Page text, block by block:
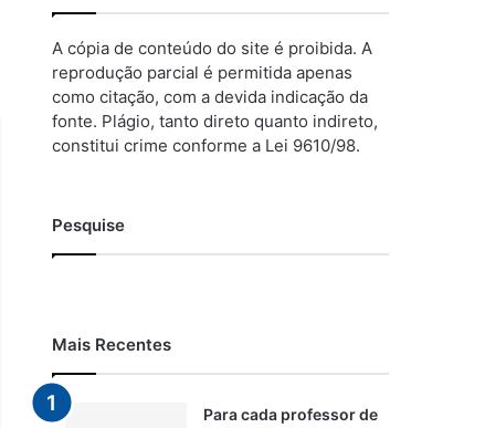
A cópia de conteúdo do site é proibida. A
reprodução parcial é permitida apenas
como citação, com a devida indicação da
fonte. Plágio, tanto direto quanto indireto,
constitui crime conforme a Lei 9610/98.
Pesquise
Mais Recentes
Para cada professor de